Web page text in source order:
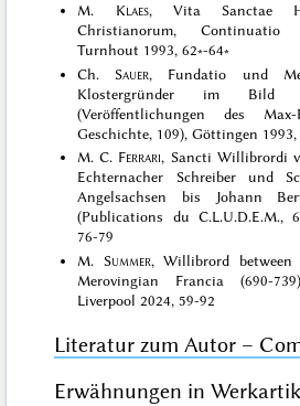
M. Klaes, Vita Sanctae
Christianorum, Continuatio
Turnhout 1993, 62∗-64∗
Ch. Sauer, Fundatio und
Klostergründer im
(Veröffentlichungen des
Geschichte, 109), Göttingen 1993,
M. C. Ferrari, Sancti Willibrordi
Echternacher Schreiber und
Angelsachsen bis Johann
(Publications du C.L.U.D.E.M.,
76-79
M. Summer, Willibrord
Merovingian Francia (690-
Liverpool 2024, 59-92
Literatur zum Autor –
Erwähnungen in